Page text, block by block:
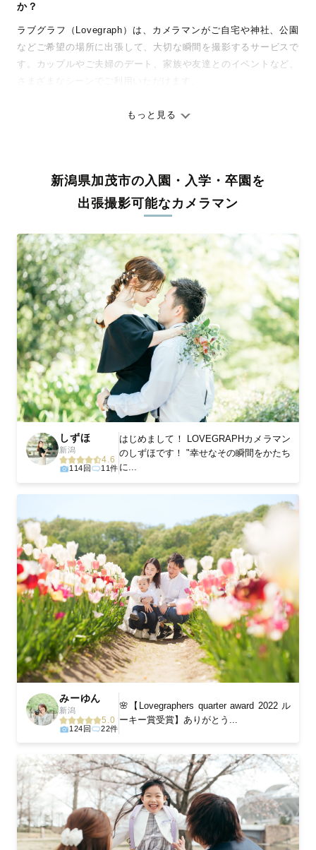
か？
ラブグラフ（Lovegraph）は、カメラマンがご自宅や神社、公園
などご希望の場所に出張して、大切な瞬間を撮影するサービスで
す。カップルやご夫婦のデート、家族や友達とのイベントなど、
ありのままの空気感を大切に、何十年経っても見返したくなるよ
料金は全国どこでも一律。わかりやすく安心の価格設定です。オ
リジナルの研修と厳正な審査に合格し、撮影技術やホスピタリテ
ィを身につけたプロのカメラマンが全国47都道府県に在籍してい
験をお届けします。
丁寧なレタッチで思い出を美しく仕上げます
撮影後は、独自の編集技術で写真の明るさや色合いを丁寧に調
整。自然な雰囲気を残しつつも、おしゃれで洗練された仕上がり
に。きっと「こんな写真を撮ってほしかった！」と思える一枚に
出会えます。まずは、ラブグラフの撮影事例をご覧ください。
もっと見る
新潟県加茂市の入園・入学・卒園を
出張撮影可能なカメラマン
しずほ
新潟
4.6
114回 11件
はじめまして！ LOVEGRAPHカメラマン
のしずほです！ "幸せなその瞬間をかたち
に...
みーゆん
新潟
5.0
124回 22件
🌸【Lovegraphers quarter award 2022 ル
ーキー賞受賞】ありがとう...